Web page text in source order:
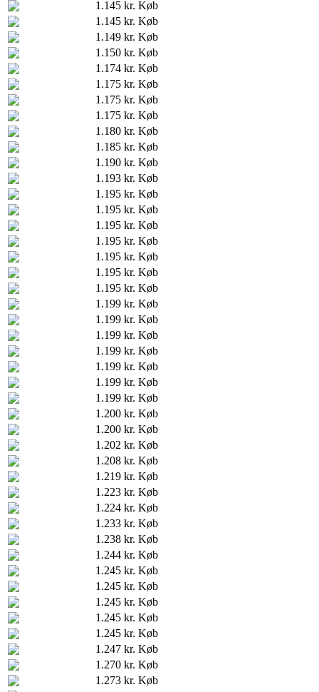
1.145 kr. Køb
1.145 kr. Køb
1.149 kr. Køb
1.150 kr. Køb
1.174 kr. Køb
1.175 kr. Køb
1.175 kr. Køb
1.175 kr. Køb
1.180 kr. Køb
1.185 kr. Køb
1.190 kr. Køb
1.193 kr. Køb
1.195 kr. Køb
1.195 kr. Køb
1.195 kr. Køb
1.195 kr. Køb
1.195 kr. Køb
1.195 kr. Køb
1.195 kr. Køb
1.199 kr. Køb
1.199 kr. Køb
1.199 kr. Køb
1.199 kr. Køb
1.199 kr. Køb
1.199 kr. Køb
1.199 kr. Køb
1.200 kr. Køb
1.200 kr. Køb
1.202 kr. Køb
1.208 kr. Køb
1.219 kr. Køb
1.223 kr. Køb
1.224 kr. Køb
1.233 kr. Køb
1.238 kr. Køb
1.244 kr. Køb
1.245 kr. Køb
1.245 kr. Køb
1.245 kr. Køb
1.245 kr. Køb
1.245 kr. Køb
1.247 kr. Køb
1.270 kr. Køb
1.273 kr. Køb